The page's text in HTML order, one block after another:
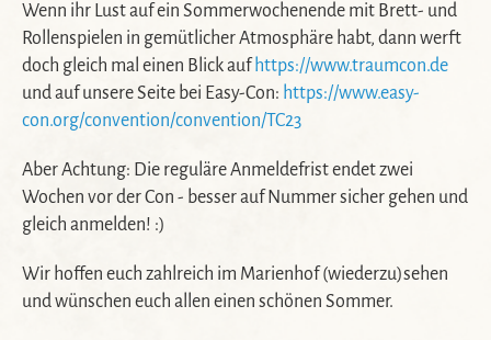
Wenn ihr Lust auf ein Sommerwochenende mit Brett- und
Rollenspielen in gemütlicher Atmosphäre habt, dann werft
doch gleich mal einen Blick auf https://www.traumcon.de
und auf unsere Seite bei Easy-Con: https://www.easy-
con.org/convention/convention/TC23
Aber Achtung: Die reguläre Anmeldefrist endet zwei
Wochen vor der Con - besser auf Nummer sicher gehen und
gleich anmelden! :)
Wir hoffen euch zahlreich im Marienhof (wiederzu)sehen
und wünschen euch allen einen schönen Sommer.